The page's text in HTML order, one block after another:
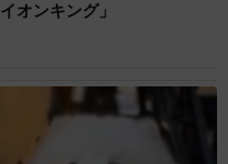
オンキング」